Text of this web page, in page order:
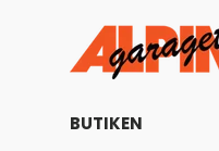
BUTIKEN